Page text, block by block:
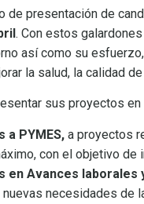
de presentación de
. Con estos
así como su
la salud, la calidad
sus proyectos
a PYMES, a proyectos
con el objetivo de
en Avances laborales
necesidades de